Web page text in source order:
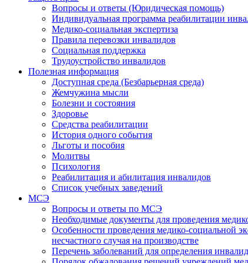
Вопросы и ответы (Юридическая помощь)
Индивидуальная программа реабилитации
Медико-социальная экспертиза
Правила перевозки инвалидов
Социальная поддержка
Трудоустройство инвалидов
Полезная информация
Доступная среда (Безбарьерная среда)
Жемчужина мысли
Болезни и состояния
Здоровье
Средства реабилитации
История одного события
Льготы и пособия
Молитвы
Психология
Реабилитация и абилитация инвалидов
Список учебных заведений
МСЭ
Вопросы и ответы по МСЭ
Необходимые документы для проведения
Особенности проведения медико-социальной
несчастного случая на производстве
Перечень заболеваний для определения